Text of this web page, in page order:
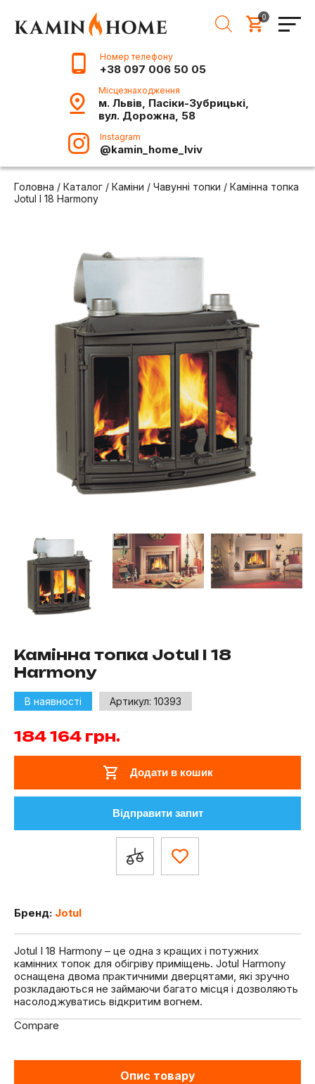
0
Номер телефону
+38 097 006 50 05
Місцезнаходження
м. Львів, Пасіки-Зубрицькі,
вул. Дорожна, 58
Instagram
@kamin_home_lviv
Головна / Каталог / Каміни / Чавунні топки / Камінна топка
Jotul I 18 Harmony
Камінна топка Jotul I 18
Harmony
В наявності Артикул: 10393
184 164 грн.
Додати в кошик
Відправити запит
Бренд: Jotul
Jotul I 18 Harmony – це одна з кращих і потужних
камінних топок для обігріву приміщень. Jotul Harmony
оснащена двома практичними дверцятами, які зручно
розкладаються не займаючи багато місця і дозволяють
насолоджуватись відкритим вогнем.
Compare
Опис товару